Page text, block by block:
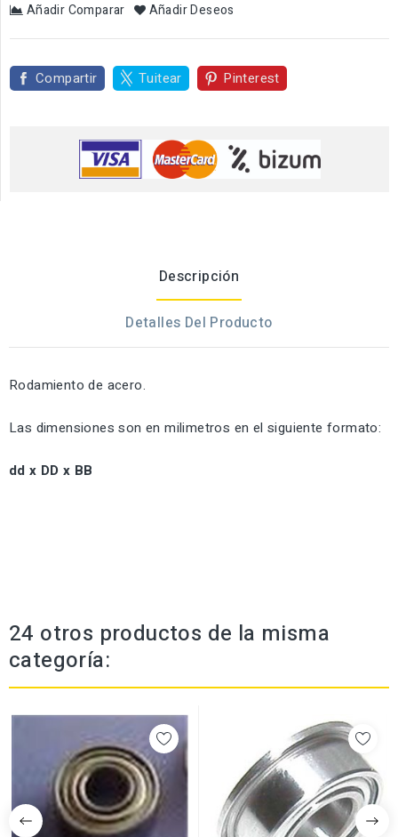
Añadir Comparar Añadir Deseos
Compartir Tuitear Pinterest
Descripción
Detalles Del Producto
Rodamiento de acero.
Las dimensiones son en milimetros en el siguiente formato:
dd x DD x BB
24 otros productos de la misma
categoría: